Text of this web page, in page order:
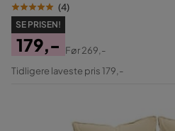
(4)
SE PRISEN!
Pris
179,-
Original
Før269,-
Tidligere laveste pris 179,-